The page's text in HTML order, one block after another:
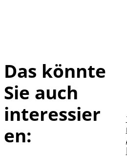
Das könnte
Sie auch
interessier
en: